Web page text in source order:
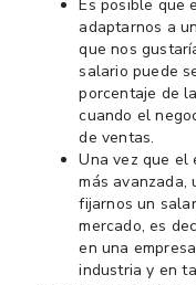
Es posible que
adaptarnos a
que nos
salario puede
porcentaje de
cuando el
de ventas.
Una vez que el
más avanzada,
fijarnos un
mercado, es
en una
industria y en